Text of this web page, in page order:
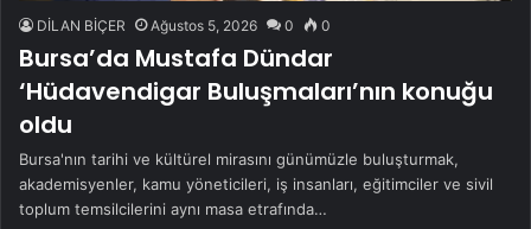
DİLAN BİÇER Ağustos 5, 2026 0 0
Bursa’da Mustafa Dündar
‘Hüdavendigar Buluşmaları’nın konuğu
oldu
Bursa'nın tarihi ve kültürel mirasını günümüzle buluşturmak,
akademisyenler, kamu yöneticileri, iş insanları, eğitimciler ve sivil
toplum temsilcilerini aynı masa etrafında…